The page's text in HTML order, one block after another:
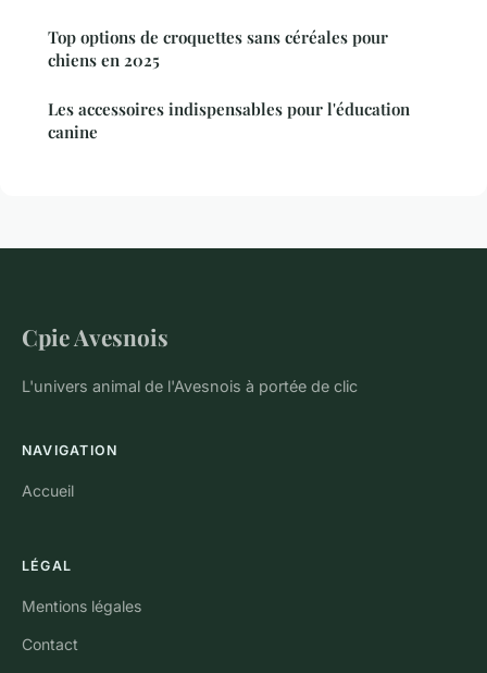
Top options de croquettes sans céréales pour
chiens en 2025
Les accessoires indispensables pour l'éducation
canine
Cpie Avesnois
L'univers animal de l'Avesnois à portée de clic
NAVIGATION
Accueil
LÉGAL
Mentions légales
Contact